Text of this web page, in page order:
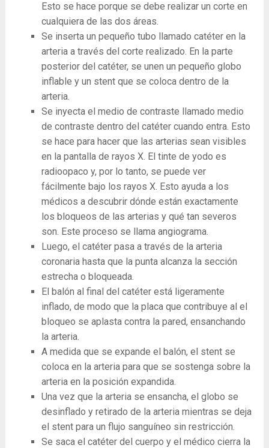
Esto se hace porque se debe realizar un corte en
cualquiera de las dos áreas.
Se inserta un pequeño tubo llamado catéter en la
arteria a través del corte realizado. En la parte
posterior del catéter, se unen un pequeño globo
inflable y un stent que se coloca dentro de la
arteria.
Se inyecta el medio de contraste llamado medio
de contraste dentro del catéter cuando entra. Esto
se hace para hacer que las arterias sean visibles
en la pantalla de rayos X. El tinte de yodo es
radioopaco y, por lo tanto, se puede ver
fácilmente bajo los rayos X. Esto ayuda a los
médicos a descubrir dónde están exactamente
los bloqueos de las arterias y qué tan severos
son. Este proceso se llama angiograma.
Luego, el catéter pasa a través de la arteria
coronaria hasta que la punta alcanza la sección
estrecha o bloqueada.
El balón al final del catéter está ligeramente
inflado, de modo que la placa que contribuye al el
bloqueo se aplasta contra la pared, ensanchando
la arteria.
A medida que se expande el balón, el stent se
coloca en la arteria para que se sostenga sobre la
arteria en la posición expandida.
Una vez que la arteria se ensancha, el globo se
desinflado y retirado de la arteria mientras se deja
el stent para un flujo sanguíneo sin restricción.
Se saca el catéter del cuerpo y el médico cierra la